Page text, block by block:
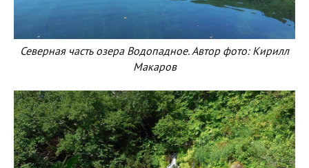
Северная часть озера Водопадное. Автор фото: Кирилл
Макаров